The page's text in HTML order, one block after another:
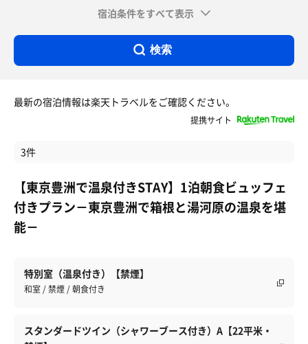
宿泊条件をすべて表示
検索
最新の宿泊情報は楽天トラベルをご確認ください。
提携サイト
3件
【東京豊洲で温泉付きSTAY】1泊朝食ビュッフェ
付きプラン－東京豊洲で箱根と湯河原の温泉を堪
能－
特別室（温泉付き）【禁煙】
和室 / 禁煙 / 朝食付き
スタンダードツイン（シャワーブース付き）A【22平米・